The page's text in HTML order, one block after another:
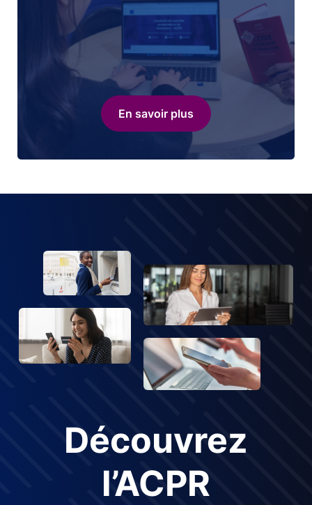
En savoir plus
Découvrez
l’ACPR